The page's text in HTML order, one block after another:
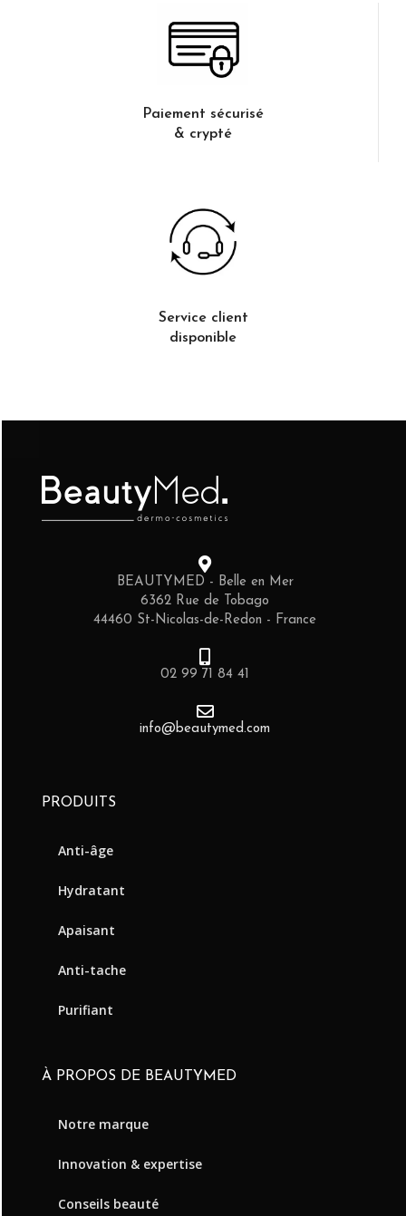
Paiement sécurisé
& crypté
Service client
disponible
BEAUTYMED - Belle en Mer
6362 Rue de Tobago
44460 St-Nicolas-de-Redon - France
02 99 71 84 41
info@beautymed.com
PRODUITS
Anti-âge
Hydratant
Apaisant
Anti-tache
Purifiant
À PROPOS DE BEAUTYMED
Notre marque
Innovation & expertise
Conseils beauté